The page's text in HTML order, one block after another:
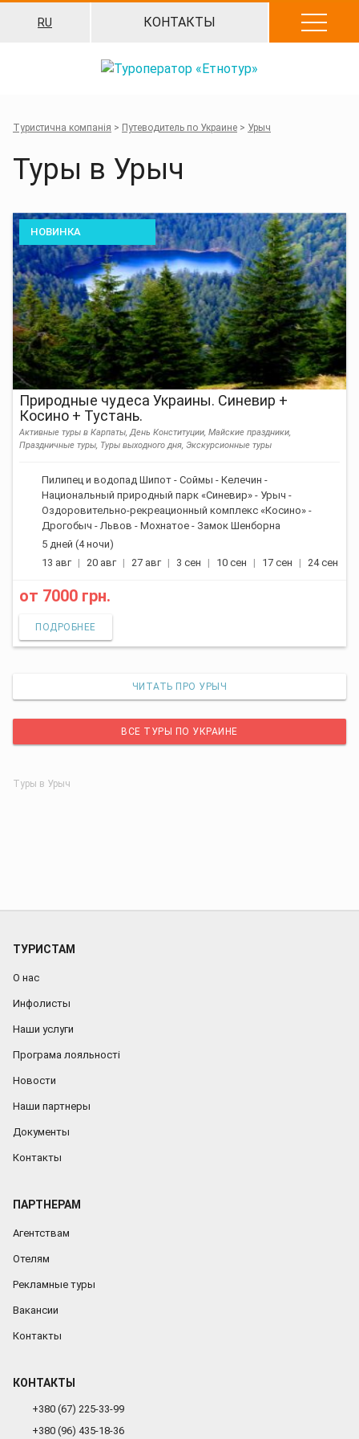
RU КОНТАКТЫ
Туристична компанія > Путеводитель по Украине > Урыч
Туры в Урыч
Природные чудеса Украины. Синевир +
Косино + Тустань.
Активные туры в Карпаты, День Конституции, Майские праздники,
Праздничные туры, Туры выходного дня, Экскурсионные туры
Пилипец и водопад Шипот - Соймы - Келечин -
Национальный природный парк «Синевир» - Урыч -
Оздоровительно-рекреационный комплекс «Косино» -
Дрогобыч - Львов - Мохнатое - Замок Шенборна
5 дней (4 ночи)
13 авг
20 авг 27 авг 3 сен 10 сен 17 сен 24 сен
НОВИНКА
от 7000 грн.
ПОДРОБНЕЕ
ЧИТАТЬ ПРО УРЫЧ
ВСЕ ТУРЫ ПО УКРАИНЕ
Туры в Урыч
ТУРИСТАМ
О нас
Инфолисты
Наши услуги
Програма лояльності
Новости
Наши партнеры
Документы
Контакты
ПАРТНЕРАМ
Агентствам
Отелям
Рекламные туры
Вакансии
Контакты
КОНТАКТЫ
+380 (67) 225-33-99
+380 (96) 435-18-36